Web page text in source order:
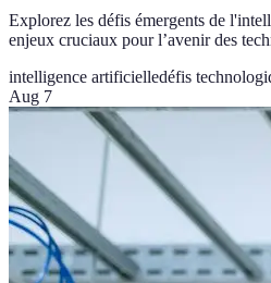
Explorez les défis émergents de
enjeux cruciaux pour l’avenir des
intelligence artificielledéfis
Aug 7